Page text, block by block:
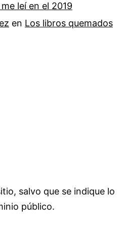
leí en el 2019
en Los libros quemados
salvo que se indique lo
público.